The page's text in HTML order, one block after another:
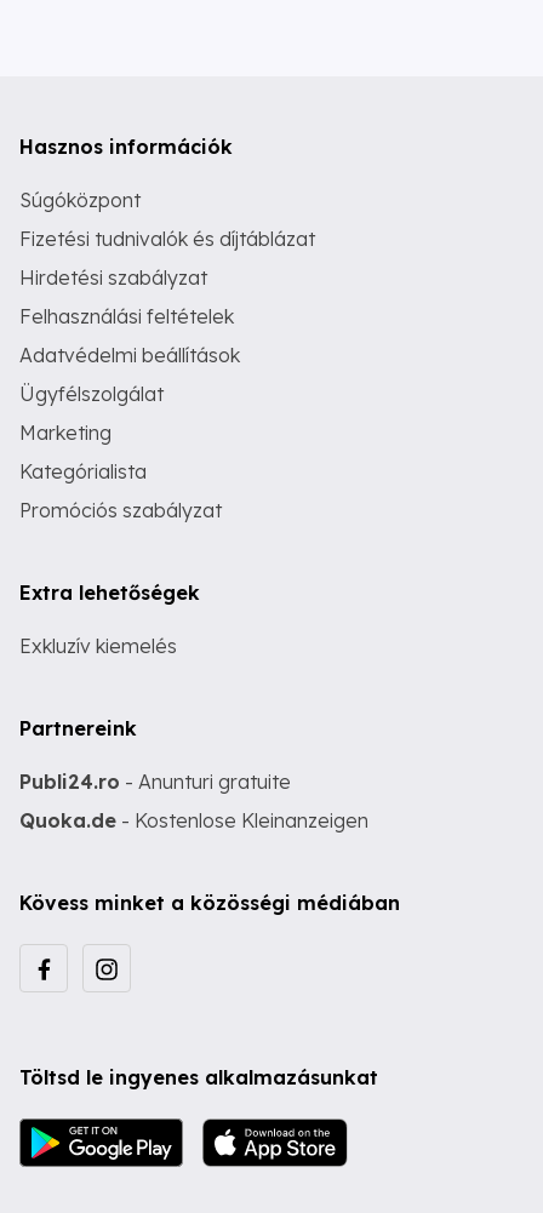
Hasznos információk
Súgóközpont
Fizetési tudnivalók és díjtáblázat
Hirdetési szabályzat
Felhasználási feltételek
Adatvédelmi beállítások
Ügyfélszolgálat
Marketing
Kategórialista
Promóciós szabályzat
Extra lehetőségek
Exkluzív kiemelés
Partnereink
Publi24.ro - Anunturi gratuite
Quoka.de - Kostenlose Kleinanzeigen
Kövess minket a közösségi médiában
Töltsd le ingyenes alkalmazásunkat